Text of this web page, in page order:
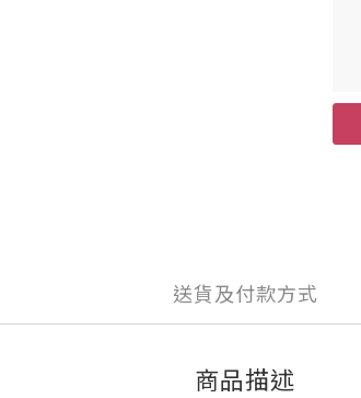
送貨及付款方式
商品描述